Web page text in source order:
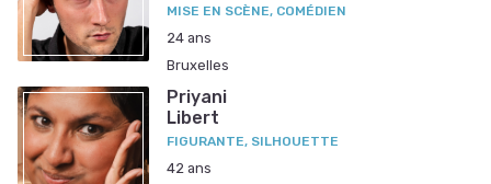
MISE EN SCÈNE, COMÉDIEN
24 ans
Bruxelles
Priyani
Libert
FIGURANTE, SILHOUETTE
42 ans